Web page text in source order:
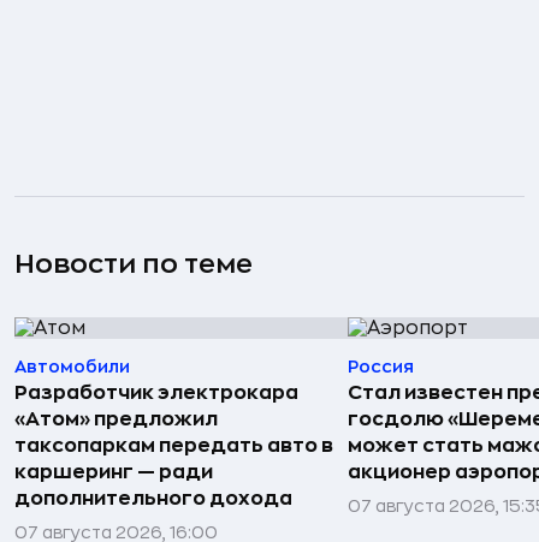
Новости по теме
Автомобили
Разработчик электрокара
«Атом» предложил
таксопаркам передать авто в
каршеринг — ради
дополнительного дохода
07 августа 2026, 16:00
Россия
Стал известен
госдолю
может стать
акционер
07 августа 2026,